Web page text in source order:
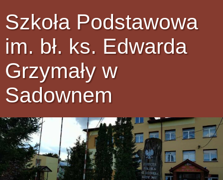
Szkoła Podstawowa
im. bł. ks. Edwarda
Grzymały w
Sadownem